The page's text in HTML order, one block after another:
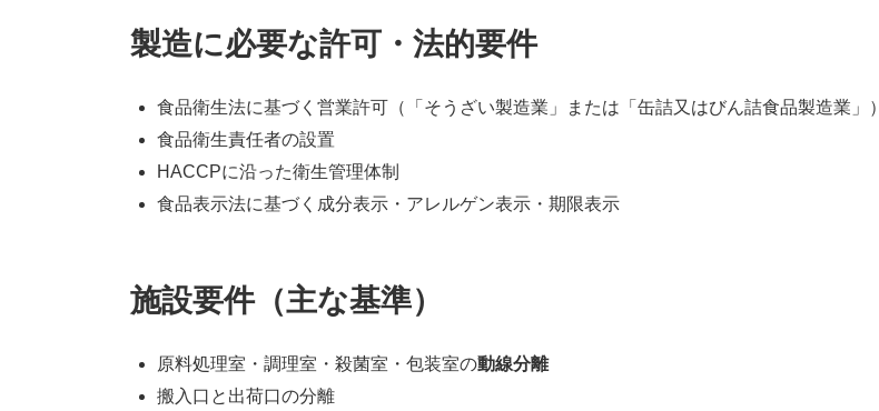
製造に必要な許可・法的要件
食品衛生法に基づく営業許可（「そうざい製造業」または「缶詰又はびん詰食品製造業」）
食品衛生責任者の設置
HACCPに沿った衛生管理体制
食品表示法に基づく成分表示・アレルゲン表示・期限表示
施設要件（主な基準）
原料処理室・調理室・殺菌室・包装室の動線分離
搬入口と出荷口の分離